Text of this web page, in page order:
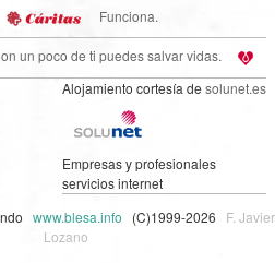
Funciona.
un poco de ti puedes salvar vidas.
Alojamiento cortesía de solunet.es
Empresas y profesionales
servicios internet
www.blesa.info (C)1999-2026 F. Javier
Lozano